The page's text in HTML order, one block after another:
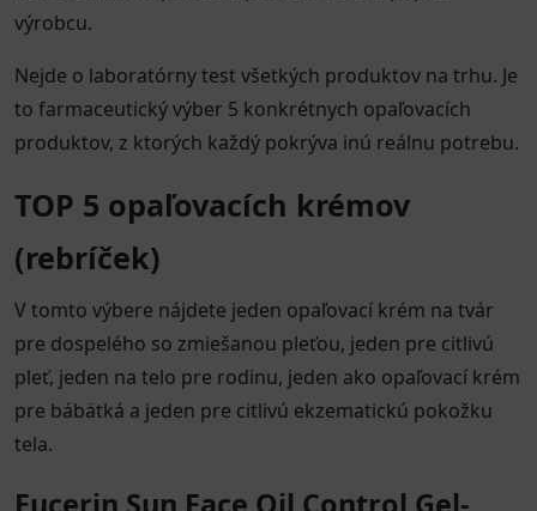
výrobcu.
Nejde o laboratórny test všetkých produktov na trhu. Je
to farmaceutický výber 5 konkrétnych opaľovacích
produktov, z ktorých každý pokrýva inú reálnu potrebu.
TOP 5 opaľovacích krémov
(rebríček)
V tomto výbere nájdete jeden opaľovací krém na tvár
pre dospelého so zmiešanou pleťou, jeden pre citlivú
pleť, jeden na telo pre rodinu, jeden ako opaľovací krém
pre bábätká a jeden pre citlivú ekzematickú pokožku
tela.